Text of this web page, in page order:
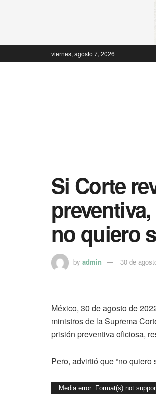
viernes, agosto 7, 2026
Si Corte
no quiero
by admin 30 de
México, 30 de agosto de
ministros de la Suprema
prisión preventiva oficiosa,
Pero, advirtió que “no quiero
Reproductor
Media error: Format(s) not